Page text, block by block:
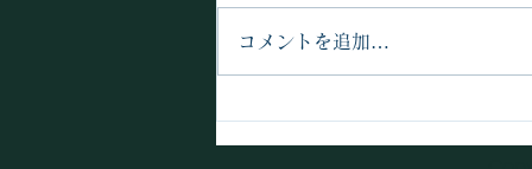
万博が13日、閉幕した」国内開
催で過去最多の158カ国・地域が
会のデザイン」の理念の継承が求
コメントを追加…